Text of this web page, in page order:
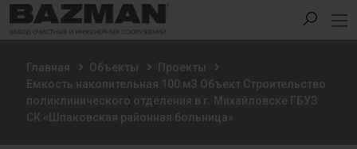
Главная Объекты
Проекты
Емкость накопительная 100 м3 Объект Строительство
поликлинического отделения в г. Михайловске ГБУЗ
СК «Шпаковская районная больница»